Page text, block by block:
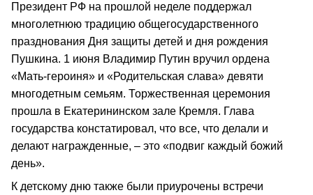
Президент РФ на прошлой неделе поддержал
многолетнюю традицию общегосударственного
празднования Дня защиты детей и дня рождения
Пушкина. 1 июня Владимир Путин вручил ордена
«Мать-героиня» и «Родительская слава» девяти
многодетным семьям. Торжественная церемония
прошла в Екатерининском зале Кремля. Глава
государства констатировал, что все, что делали и
делают награжденные, – это «подвиг каждый божий
день».
К детскому дню также были приурочены встречи